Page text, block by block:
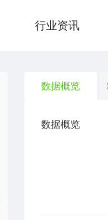
行业资讯
数据概览
数据概览